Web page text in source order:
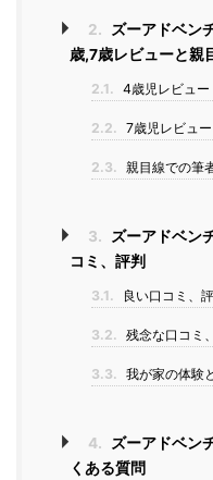
2.
ズーアドベン
歳,7歳レビューと親
2.1. 4歳児レビュー
2.2. 7歳児レビュー
2.3. 親目線での筆
3.
ズーアドベン
コミ、評判
3.1. 良い口コミ、
3.2. 残念な口コミ
3.3. 我が家の体験
4.
ズーアドベン
くある質問